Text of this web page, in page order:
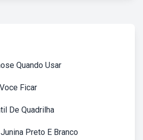
Quando Usar
Ficar
De Quadrilha
Preto E Branco